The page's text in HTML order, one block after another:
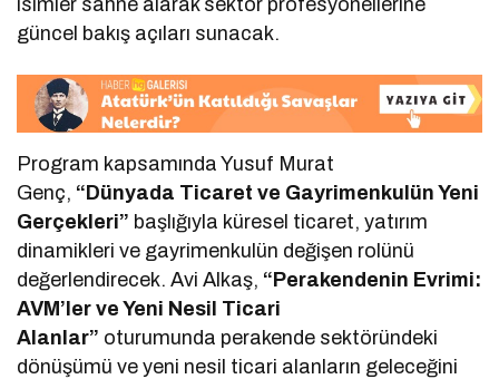
isimler sahne alarak sektör profesyonellerine
güncel bakış açıları sunacak.
Program kapsamında Yusuf Murat
Genç, “Dünyada Ticaret ve Gayrimenkulün Yeni
Gerçekleri” başlığıyla küresel ticaret, yatırım
dinamikleri ve gayrimenkulün değişen rolünü
değerlendirecek. Avi Alkaş, “Perakendenin Evrimi:
AVM’ler ve Yeni Nesil Ticari
Alanlar” oturumunda perakende sektöründeki
dönüşümü ve yeni nesil ticari alanların geleceğini